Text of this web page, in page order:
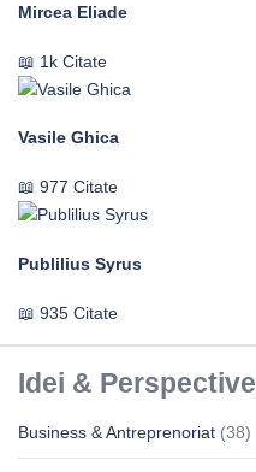
Mircea Eliade
1k Citate
Vasile Ghica
977 Citate
Publilius Syrus
935 Citate
Idei & Perspective
Business & Antreprenoriat (38)